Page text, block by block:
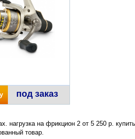
под заказ
нагрузка на фрикцион 2 от 5 250 р.
товар.